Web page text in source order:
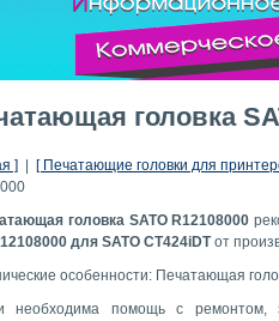
головка
] [ Печатающие головки для
головка SATO R12108000
для SATO CT424iDTот
особенности: Печатающая
необходима помощь с ремонтом,